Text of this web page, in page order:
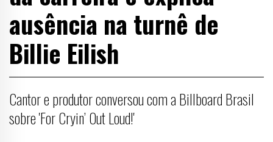
ausência na turnê de
Billie Eilish
Cantor e produtor conversou com a Billboard Brasil
sobre 'For Cryin’ Out Loud!'